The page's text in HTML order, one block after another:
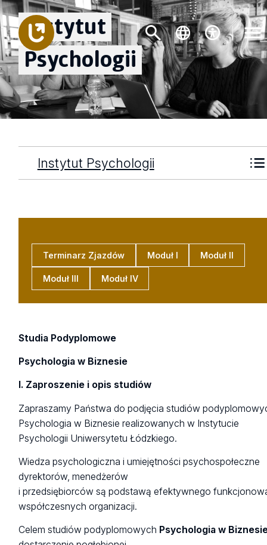
Instytut
Psychologii
Instytut Psychologii
Terminarz Zjazdów Moduł I Moduł II
Moduł III Moduł IV
Studia Podyplomowe
Psychologia w Biznesie
I. Zaproszenie i opis studiów
Zapraszamy Państwa do podjęcia studiów
Psychologia w Biznesie realizowanych w Instytucie
Psychologii Uniwersytetu Łódzkiego.
Wiedza psychologiczna i umiejętności psychospołeczne
dyrektorów, menedżerów
i przedsiębiorców są podstawą efektywnego
współczesnych organizacji.
Celem studiów podyplomowych Psychologia w